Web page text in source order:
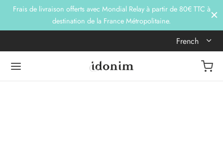
Frais de livraison offerts avec Mondial Relay à partir de 80€ TTC à
destination de la France Métropolitaine.
French